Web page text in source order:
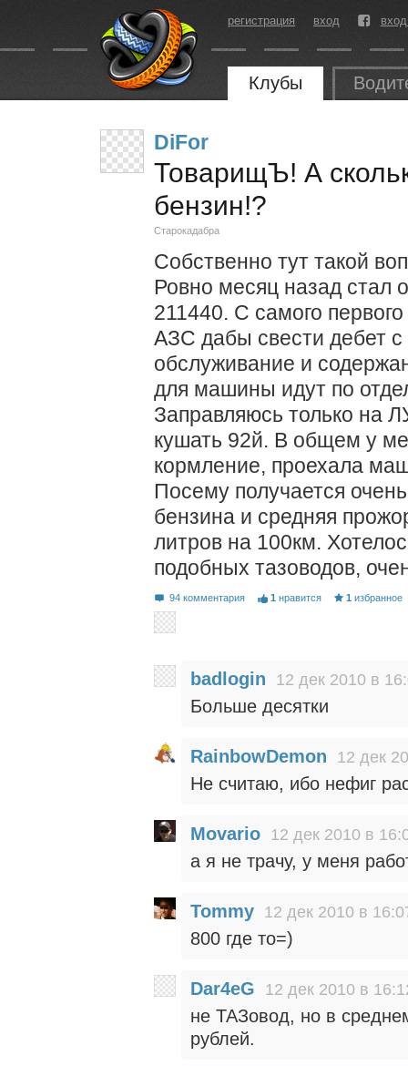
регистрация вход
Клубы
DiFor
ТоварищЪ! А
бензин!?
Старокадабра
Собственно тут такой
Ровно месяц назад
211440. С самого
АЗС дабы свести дебет с
обслуживание и
для машины идут по
Заправляюсь только на
кушать 92й. В общем у
кормление, проехала
Посему получается
бензина и средняя
литров на 100км.
подобных тазоводов,
94 комментария 1 нравится 1 избранное
badlogin 12 дек 2010 в
Больше десятки
RainbowDemon 12 дек
Не считаю, ибо нефиг
Movario 12 дек 2010 в
а я не трачу, у меня
Tommy 12 дек 2010 в
800 где то=)
Dar4eG 12 дек 2010 в
не ТАЗовод, но в
рублей.